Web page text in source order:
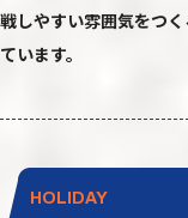
戦しやすい雰囲気をつ
ています。
HOLIDAY